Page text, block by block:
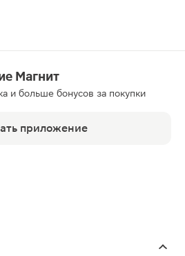
Магнит
и больше бонусов за покупки
приложение